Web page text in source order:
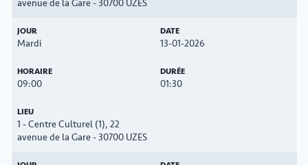
avenue de la Gare - 30700 UZES
Mardi 13-01-2026
09:00 01:30
1 - Centre Culturel (1), 22
avenue de la Gare - 30700 UZES